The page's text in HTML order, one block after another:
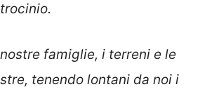
famiglie, i terreni e le
tenendo lontani da noi i